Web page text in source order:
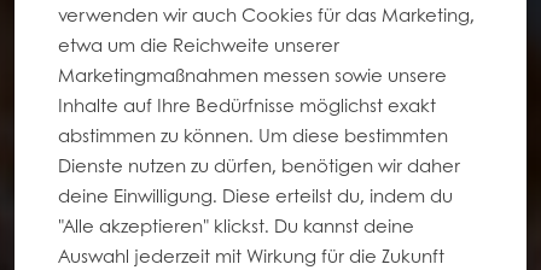
verwenden wir auch Cookies für das Marketing,
etwa um die Reichweite unserer
Marketingmaßnahmen messen sowie unsere
Inhalte auf Ihre Bedürfnisse möglichst exakt
abstimmen zu können. Um diese bestimmten
Dienste nutzen zu dürfen, benötigen wir daher
deine Einwilligung. Diese erteilst du, indem du
"Alle akzeptieren" klickst. Du kannst deine
Auswahl jederzeit mit Wirkung für die Zukunft